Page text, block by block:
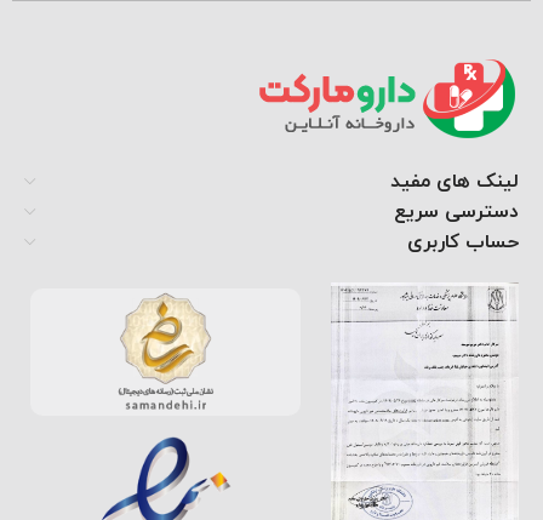
لینک های مفید
دسترسی سریع
حساب کاربری